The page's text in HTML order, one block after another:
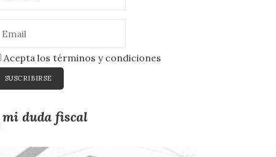
Acepta los términos y condiciones
mi duda fiscal